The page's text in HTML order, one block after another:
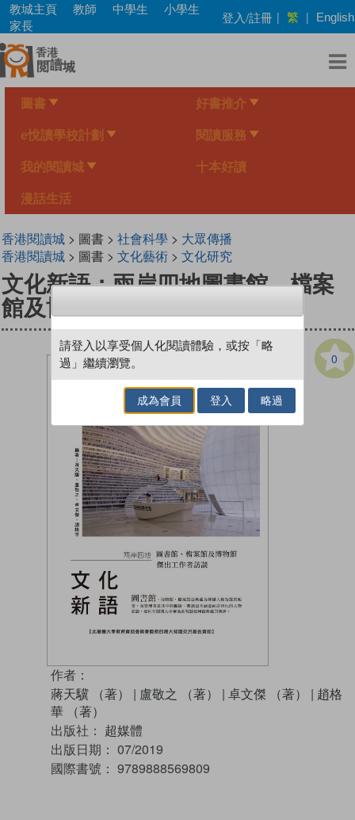
Skip
main
content
教城主頁 教師 中學生
小學生
家長
登入/註冊 | 繁 | English
圖書 好書推介
e悅讀學校計劃 閱讀服務
我的閱讀城 十本好讀
漫話生活
香港閱讀城> 圖書 > 社會科學 > 大眾傳播
香港閱讀城> 圖書 > 文化藝術> 文化研究
文化新語：兩岸四地圖書館、檔案
館及博物館傑出工作者
0
作者：
蔣天驥 （著）
| 盧敬之 （著） | 卓文傑 （著） | 趙格
華 （著）
出版社： 超媒體
出版日期： 07/2019
國際書號： 9789888569809
請登入以享受個人化閱讀體驗，或按「略
過」繼續瀏覽。
成為會員 登入 略過